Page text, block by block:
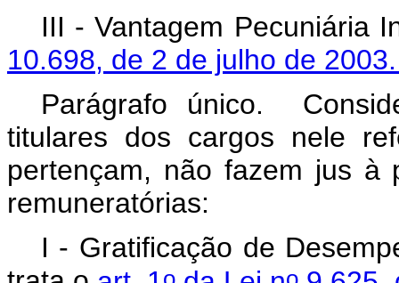
III - Vantagem Pecuniária
10.698, de 2 de julho de
Parágrafo único.
titulares dos cargos nele
pertençam, não fazem jus à
remuneratórias:
I - Gratificação de